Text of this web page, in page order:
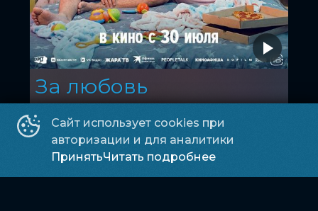
За любовь
Мелодрама, Комедия, Фэнтези
Марс зал
23:25 600 ₽
Сайт использует cookies при
авторизации и для аналитики
ПринятьЧитать подробнее